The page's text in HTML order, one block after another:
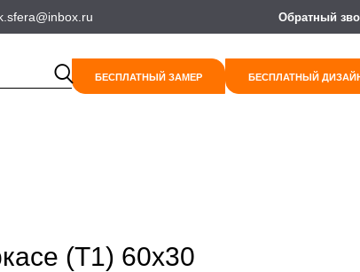
Обратный
БЕСПЛАТНЫЙ ЗАМЕР БЕСПЛАТНЫЙ
(Т1) 60х30